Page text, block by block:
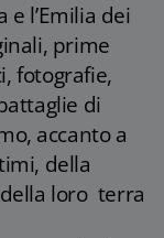
e l’Emilia dei
prime
fotografie,
di
accanto a
della
loro terra